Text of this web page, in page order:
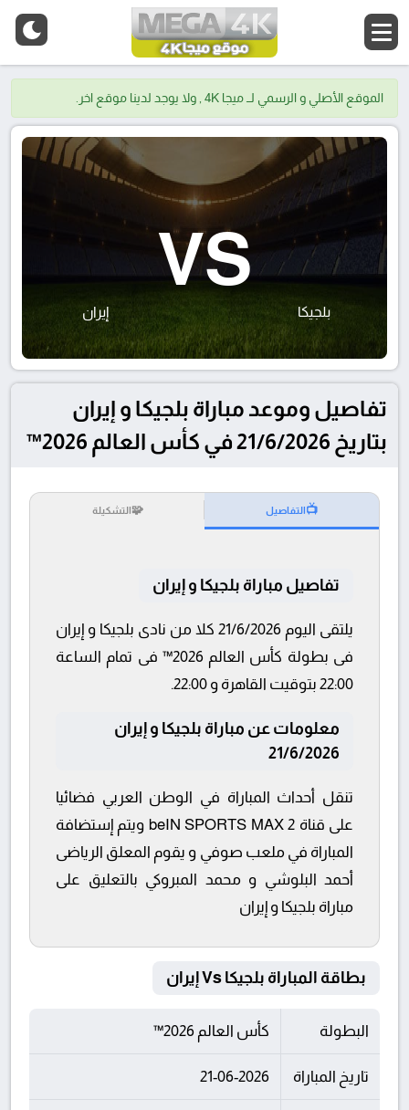
الموقع الأصلي و الرسمي لــ ميجا 4K , ولا يوجد لدينا موقع اخر.
بلجيكا
VS
إيران
تفاصيل وموعد مباراة بلجيكا و إيران
بتاريخ 21/6/2026 في كأس العالم 2026™
📺التفاصيل 🧩التشكيلة
تفاصيل مباراة بلجيكا و إيران
يلتقى اليوم 21/6/2026 كلا من نادى بلجيكا و إيران
فى بطولة كأس العالم 2026™ فى تمام الساعة
22:00 بتوقيت القاهرة و 22:00.
معلومات عن مباراة بلجيكا و إيران
21/6/2026
تنقل أحداث المباراة في الوطن العربي فضائيا
على قناة beIN SPORTS MAX 2 ويتم إستضافة
المباراة في ملعب صوفي و يقوم المعلق الرياضى
أحمد البلوشي و محمد المبروكي بالتعليق على
مباراة بلجيكا و إيران
بطاقة المباراة بلجيكا Vs إيران
البطولة كأس العالم 2026™
تاريخ المباراة 21-06-2026